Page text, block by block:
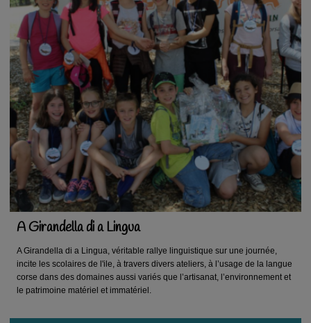
A Girandella di a Lingua
A Girandella di a Lingua, véritable rallye linguistique sur une journée,
incite les scolaires de l'ile, à travers divers ateliers, à l’usage de la langue
corse dans des domaines aussi variés que l’artisanat, l’environnement et
le patrimoine matériel et immatériel.